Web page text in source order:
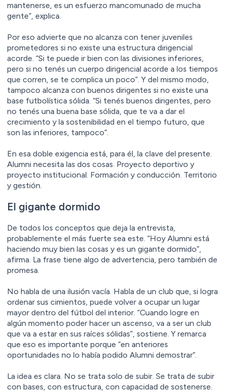
mantenerse, es un esfuerzo mancomunado de mucha
gente”, explica.
Por eso advierte que no alcanza con tener juveniles
prometedores si no existe una estructura dirigencial
acorde. “Si te puede ir bien con las divisiones inferiores,
pero si no tenés un cuerpo dirigencial acorde a los tiempos
que corren, se te complica un poco”. Y del mismo modo,
tampoco alcanza con buenos dirigentes si no existe una
base futbolística sólida. “Si tenés buenos dirigentes, pero
no tenés una buena base sólida, que te va a dar el
crecimiento y la sostenibilidad en el tiempo futuro, que
son las inferiores, tampoco”.
En esa doble exigencia está, para él, la clave del presente.
Alumni necesita las dos cosas. Proyecto deportivo y
proyecto institucional. Formación y conducción. Territorio
y gestión.
El gigante dormido
De todos los conceptos que deja la entrevista,
probablemente el más fuerte sea este. “Hoy Alumni está
haciendo muy bien las cosas y es un gigante dormido”,
afirma. La frase tiene algo de advertencia, pero también de
promesa.
No habla de una ilusión vacía. Habla de un club que, si logra
ordenar sus cimientos, puede volver a ocupar un lugar
mayor dentro del fútbol del interior. “Cuando logre en
algún momento poder hacer un ascenso, va a ser un club
que va a estar en sus raíces sólidas”, sostiene. Y remarca
que eso es importante porque “en anteriores
oportunidades no lo había podido Alumni demostrar”.
La idea es clara. No se trata solo de subir. Se trata de subir
con bases, con estructura, con capacidad de sostenerse.